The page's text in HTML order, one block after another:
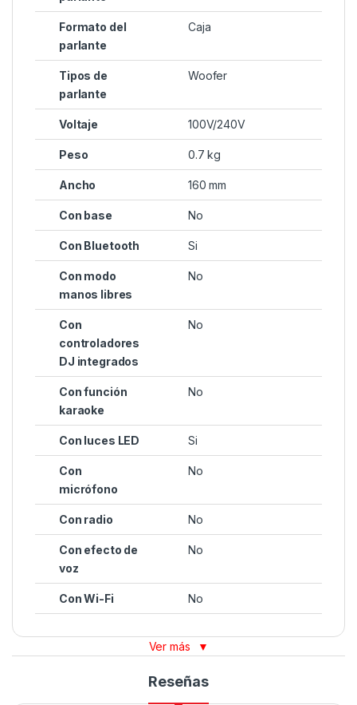
Formato del
parlante
Caja
Tipos de
parlante
Woofer
Voltaje 100V/240V
Peso 0.7 kg
Ancho 160 mm
Con base No
Con Bluetooth Si
Con modo
manos libres
No
Con
controladores
DJ integrados
No
Con función
karaoke
No
Con luces LED Si
Con
micrófono
No
Con radio No
Con efecto de
voz
No
Con Wi-Fi No
Ver más ▼
Reseñas